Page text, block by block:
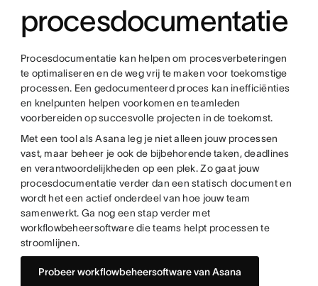
procesdocumentatie
Procesdocumentatie kan helpen om procesverbeteringen
te optimaliseren en de weg vrij te maken voor toekomstige
processen. Een gedocumenteerd proces kan inefficiënties
en knelpunten helpen voorkomen en teamleden
voorbereiden op succesvolle projecten in de toekomst.
Met een tool als Asana leg je niet alleen jouw processen
vast, maar beheer je ook de bijbehorende taken, deadlines
en verantwoordelijkheden op een plek. Zo gaat jouw
procesdocumentatie verder dan een statisch document en
wordt het een actief onderdeel van hoe jouw team
samenwerkt. Ga nog een stap verder met
workflowbeheersoftware die teams helpt processen te
stroomlijnen.
Probeer workflowbeheersoftware van Asana